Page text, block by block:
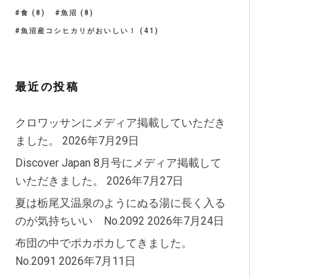
食 (8) 魚沼 (8)
魚沼産コシヒカリがおいしい！ (41)
最近の投稿
クロワッサンにメディア掲載していただき
ました。
2026年7月29日
Discover Japan 8月号にメディア掲載して
いただきました。
2026年7月27日
夏は栃尾又温泉のようにぬる湯に長く入る
のが気持ちいい No.2092 2026年7月24日
布団の中でポカポカしてきました。
No.2091 2026年7月11日